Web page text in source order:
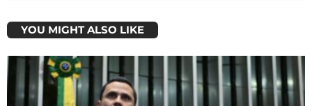
YOU MIGHT ALSO LIKE